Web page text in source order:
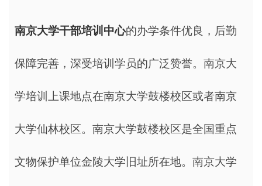
南京大学干部培训中心的办学条件优良，后勤
保障完善，深受培训学员的广泛赞誉。南京大
学培训上课地点在南京大学鼓楼校区或者南京
大学仙林校区。南京大学鼓楼校区是全国重点
文物保护单位金陵大学旧址所在地。南京大学